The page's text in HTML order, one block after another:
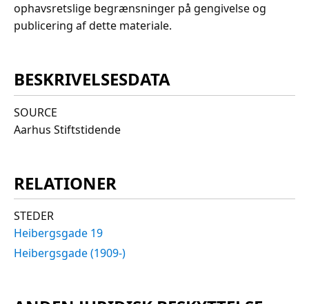
ophavsretslige begrænsninger på gengivelse og
publicering af dette materiale.
BESKRIVELSESDATA
SOURCE
Aarhus Stiftstidende
RELATIONER
STEDER
Heibergsgade 19
Heibergsgade (1909-)